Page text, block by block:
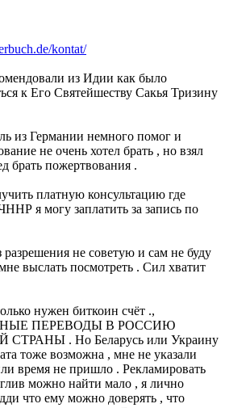
kontat/
из Идии как было
к Его Святейшеству Сакья Тризину
из Германии немного помог и
не очень хотел брать , но взял
брать пожертвования .
платную консультацию где
я могу заплатить за запись по
разрешения не советую и сам не буду
выслать посмотреть . Сил хватит
нужен биткоин счёт .,
ПЕРЕВОДЫ В РОССИЮ
. Но Беларусь или Украину
тоже возможна , мне не указали
время не пришло . Рекламировать
можно найти мало , я лично
что ему можно доверять , что